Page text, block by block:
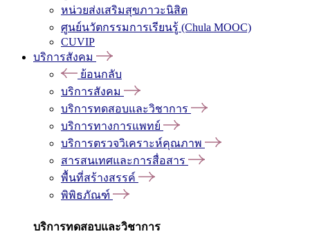
หน่วยส่งเสริมสุขภาวะนิสิต
ศูนย์นวัตกรรมการเรียนรู้ (Chula MOOC)
CUVIP
บริการสังคม
ย้อนกลับ
บริการสังคม
บริการทดสอบและวิชาการ
บริการทางการแพทย์
บริการตรวจวิเคราะห์คุณภาพ
สารสนเทศและการสื่อสาร
พื้นที่สร้างสรรค์
พิพิธภัณฑ์
บริการทดสอบและวิชาการ